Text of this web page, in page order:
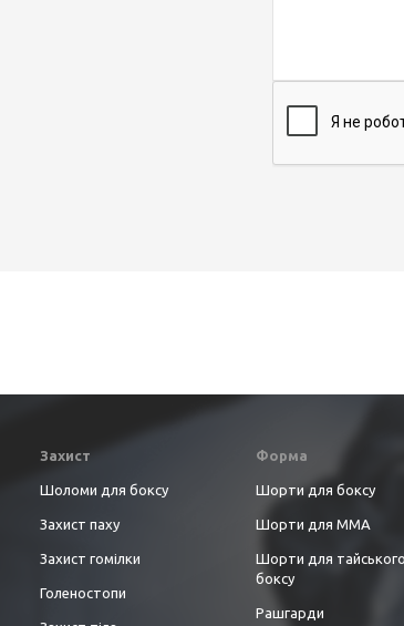
Захист
Шоломи для боксу
Захист паху
Захист гомілки
Голеностопи
Форма
Шорти для боксу
Шорти для ММА
Шорти для тайського
боксу
Рашгарди